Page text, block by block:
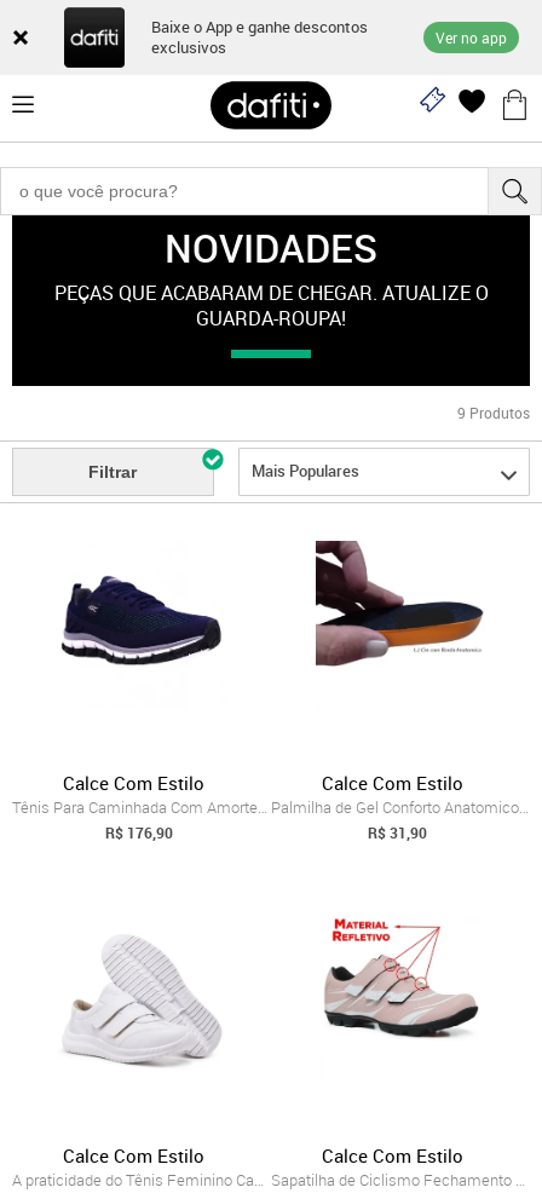
Baixe o App e ganhe descontos
exclusivos
Ver no app
NOVIDADES
PEÇAS QUE ACABARAM DE CHEGAR. ATUALIZE O
GUARDA-ROUPA!
9 Produtos
Filtrar Mais Populares
Calce Com Estilo
Tênis Para Caminhada Com Amortecedor Tot...
R$ 176,90
Calce Com Estilo
Palmilha de Gel Conforto Anatomico com M...
R$ 31,90
Calce Com Estilo
A praticidade do Tênis Feminino Cano Bai...
Calce Com Estilo
Sapatilha de Ciclismo Fechamento em Tira...